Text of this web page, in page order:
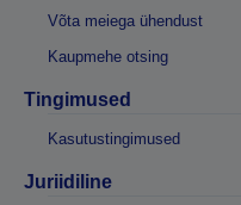
Võta meiega ühendust
Kaupmehe otsing
Tingimused
Kasutustingimused
Juriidiline